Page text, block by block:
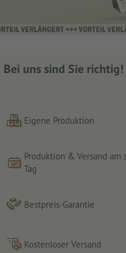
Bei uns sind Sie richtig!
Eigene Produktion
Produktion & Versand am
Tag
Bestpreis-Garantie
Kostenloser Versand